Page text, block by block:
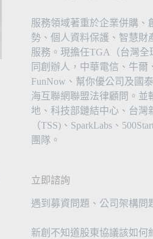
服務領域著重於企業併購、
勢、個人資料保護、智慧財
服務。現擔任TGA（台灣全
同創辦人，中華電信、牛爾
FunNow、幫你優公司及國
海互聯網聯盟法律顧問。並
地、科技部鏈結中心、台灣
（TSS)、SparkLabs、
團隊。
立即諮詢
遇到募資問題、公司架構問
新創不知道股東協議該如何